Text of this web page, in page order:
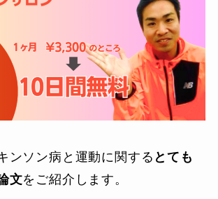
ンソン病と運動に関する とても
文をご紹介します。